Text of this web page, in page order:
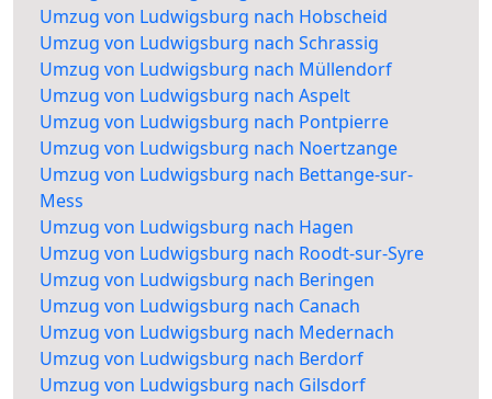
Umzug von Ludwigsburg nach Hobscheid
Umzug von Ludwigsburg nach Schrassig
Umzug von Ludwigsburg nach Müllendorf
Umzug von Ludwigsburg nach Aspelt
Umzug von Ludwigsburg nach Pontpierre
Umzug von Ludwigsburg nach Noertzange
Umzug von Ludwigsburg nach Bettange-sur-
Mess
Umzug von Ludwigsburg nach Hagen
Umzug von Ludwigsburg nach Roodt-sur-Syre
Umzug von Ludwigsburg nach Beringen
Umzug von Ludwigsburg nach Canach
Umzug von Ludwigsburg nach Medernach
Umzug von Ludwigsburg nach Berdorf
Umzug von Ludwigsburg nach Gilsdorf